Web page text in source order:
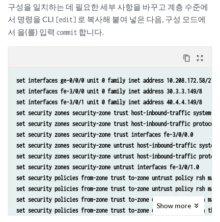
구성을 일치하는 데 필요한 세부 사항을 바꾸고 계층 수준에
서 명령을 CLI [edit] 로 복사해 붙여 넣은 다음, 구성 모드에
서 을(를) 입력 commit 합니다.
content_copy zoom_out_map
set interfaces ge-0/0/0 unit 0 family inet address 10.208.172.58/21
set interfaces fe-3/0/0 unit 0 family inet address 30.3.3.149/8
set interfaces fe-3/0/1 unit 0 family inet address 40.4.4.149/8
set security zones security-zone trust host-inbound-traffic system-
set security zones security-zone trust host-inbound-traffic
set security zones security-zone trust interfaces fe-3/0/0.0
set security zones security-zone untrust host-inbound-traffic
set security zones security-zone untrust host-inbound-traffic
set security zones security-zone untrust interfaces fe-3/0/1.0
set security policies from-zone trust to-zone untrust policy rsh
set security policies from-zone trust to-zone untrust policy rsh
set security policies from-zone trust to-zone untrust policy rsh
set security policies from-zone trust to-zone untrust policy rsh
Show more